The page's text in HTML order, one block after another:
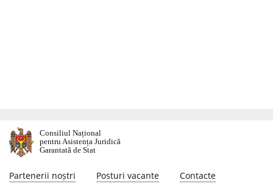
Consiliul Național
pentru Asistența Juridică
Garantată de Stat
Partenerii noștri Posturi vacante Contacte